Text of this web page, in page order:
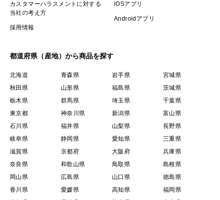
カスタマーハラスメントに対する
当社の考え方
採用情報
iOSアプリ
Androidアプリ
都道府県（産地）から商品を探す
北海道 青森県 岩手県
宮城県
秋田県
山形県 福島県
茨城県
栃木県
群馬県 埼玉県
千葉県
東京都
神奈川県 新潟県
富山県
石川県
福井県 山梨県
長野県
岐阜県
静岡県 愛知県
三重県
滋賀県
京都府 大阪府
兵庫県
奈良県
和歌山県 鳥取県
島根県
岡山県
広島県 山口県
徳島県
香川県
愛媛県 高知県
福岡県